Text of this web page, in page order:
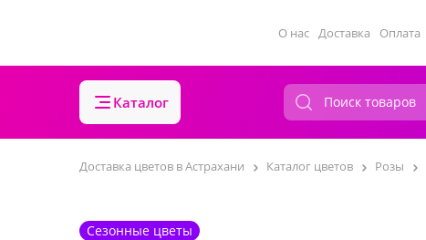
О нас Доставка Оплата
Каталог
Доставка цветов в Астрахани Каталог цветов Розы
Сезонные цветы